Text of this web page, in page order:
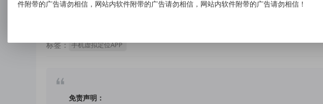
标签： 手机虚拟定位APP
免责声明：
件附带的广告请勿相信，网站内软件附带的广告请勿相信，网站内软件附带的广告请勿相信！